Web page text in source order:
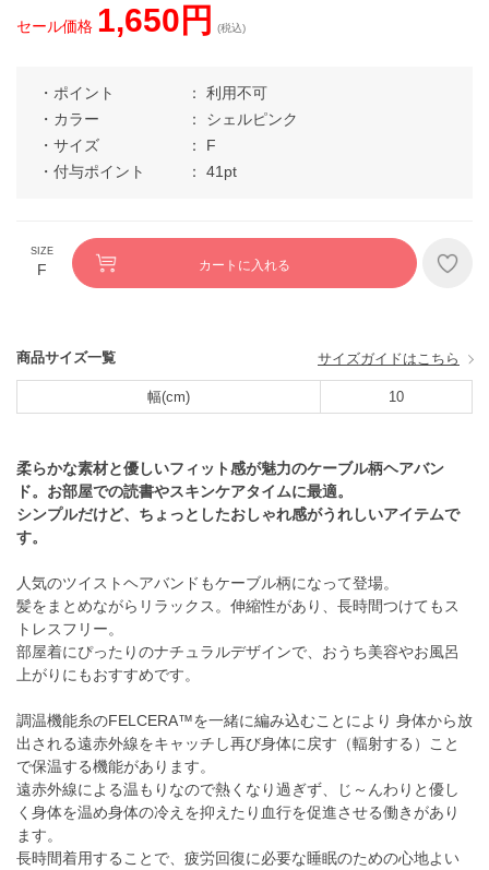
セール価格 1,650円 (税込)
ポイント
利用不可
カラー
シェルピンク
サイズ
F
付与ポイント
41pt
F カートに入れる
商品サイズ一覧 サイズガイドはこちら
幅(cm) 10
柔らかな素材と優しいフィット感が魅力のケーブル柄ヘアバン
ド。お部屋での読書やスキンケアタイムに最適。
シンプルだけど、ちょっとしたおしゃれ感がうれしいアイテムで
す。
人気のツイストヘアバンドもケーブル柄になって登場。
髪をまとめながらリラックス。伸縮性があり、長時間つけてもス
トレスフリー。
部屋着にぴったりのナチュラルデザインで、おうち美容やお風呂
上がりにもおすすめです。
調温機能糸のFELCERA™を一緒に編み込むことにより 身体から放
出される遠赤外線をキャッチし再び身体に戻す（輻射する）こと
で保温する機能があります。
遠赤外線による温もりなので熱くなり過ぎず、じ～んわりと優し
く身体を温め身体の冷えを抑えたり血行を促進させる働きがあり
ます。
長時間着用することで、疲労回復に必要な睡眠のための心地よい